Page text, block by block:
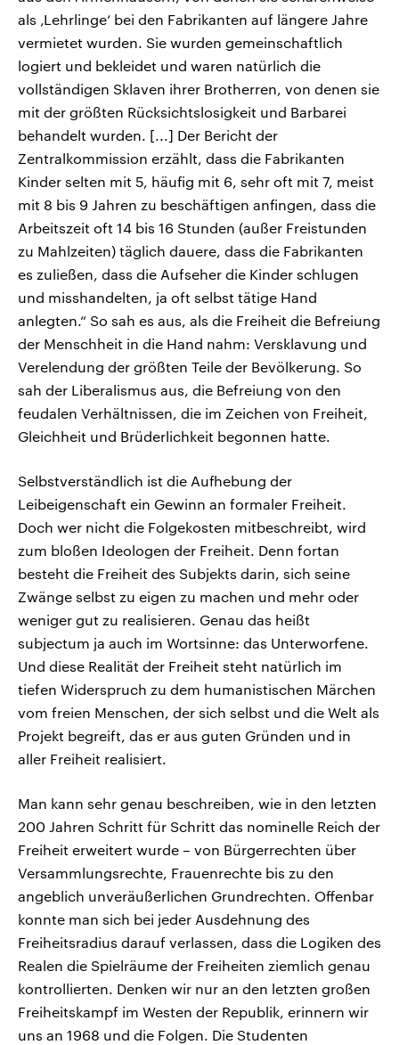
als ‚Lehrlinge‘ bei den Fabrikanten auf längere Jahre
vermietet wurden. Sie wurden gemeinschaftlich
logiert und bekleidet und waren natürlich die
vollständigen Sklaven ihrer Brotherren, von denen sie
mit der größten Rücksichtslosigkeit und Barbarei
behandelt wurden. [...] Der Bericht der
Zentralkommission erzählt, dass die Fabrikanten
Kinder selten mit 5, häufig mit 6, sehr oft mit 7, meist
mit 8 bis 9 Jahren zu beschäftigen anfingen, dass die
Arbeitszeit oft 14 bis 16 Stunden (außer Freistunden
zu Mahlzeiten) täglich dauere, dass die Fabrikanten
es zuließen, dass die Aufseher die Kinder schlugen
und misshandelten, ja oft selbst tätige Hand
anlegten.“ So sah es aus, als die Freiheit die Befreiung
der Menschheit in die Hand nahm: Versklavung und
Verelendung der größten Teile der Bevölkerung. So
sah der Liberalismus aus, die Befreiung von den
feudalen Verhältnissen, die im Zeichen von Freiheit,
Gleichheit und Brüderlichkeit begonnen hatte.
Selbstverständlich ist die Aufhebung der
Leibeigenschaft ein Gewinn an formaler Freiheit.
Doch wer nicht die Folgekosten mitbeschreibt, wird
zum bloßen Ideologen der Freiheit. Denn fortan
besteht die Freiheit des Subjekts darin, sich seine
Zwänge selbst zu eigen zu machen und mehr oder
weniger gut zu realisieren. Genau das heißt
subjectum ja auch im Wortsinne: das Unterworfene.
Und diese Realität der Freiheit steht natürlich im
tiefen Widerspruch zu dem humanistischen Märchen
vom freien Menschen, der sich selbst und die Welt als
Projekt begreift, das er aus guten Gründen und in
aller Freiheit realisiert.
Man kann sehr genau beschreiben, wie in den letzten
200 Jahren Schritt für Schritt das nominelle Reich der
Freiheit erweitert wurde – von Bürgerrechten über
Versammlungsrechte, Frauenrechte bis zu den
angeblich unveräußerlichen Grundrechten. Offenbar
konnte man sich bei jeder Ausdehnung des
Freiheitsradius darauf verlassen, dass die Logiken des
Realen die Spielräume der Freiheiten ziemlich genau
kontrollierten. Denken wir nur an den letzten großen
Freiheitskampf im Westen der Republik, erinnern wir
uns an 1968 und die Folgen. Die Studenten